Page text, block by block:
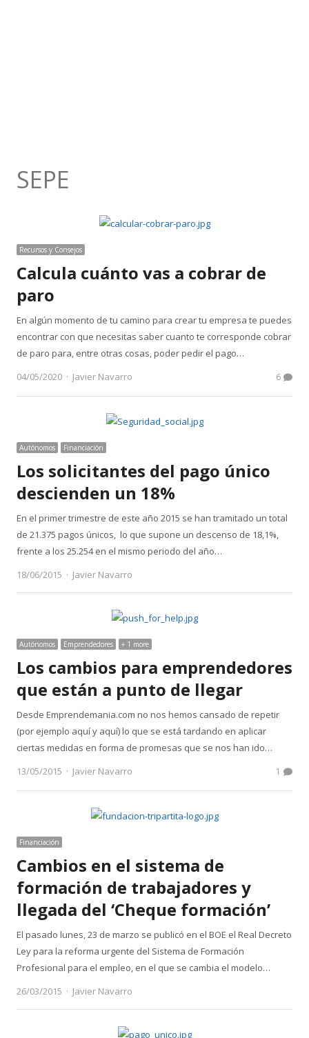
SEPE
Recursos y Consejos
Calcula cuánto vas a cobrar de
paro
En algún momento de tu camino para crear tu empresa te puedes
encontrar con que necesitas saber cuanto te corresponde cobrar
de paro para, entre otras cosas, poder pedir el pago…
04/05/2020
Author
Javier Navarro 6
Autónomos Financiación
Los solicitantes del pago único
descienden un 18%
En el primer trimestre de este año 2015 se han tramitado un total
de 21.375 pagos únicos, lo que supone un descenso de 18,1%,
frente a los 25.254 en el mismo periodo del año…
18/06/2015
Author
Javier Navarro
Autónomos Emprendedores + 1 more
Los cambios para emprendedores
que están a punto de llegar
Desde Emprendemania.com no nos hemos cansado de repetir
(por ejemplo aquí y aquí) lo que se está tardando en aplicar
ciertas medidas en forma de promesas que se nos han ido…
13/05/2015
Author
Javier Navarro 1
Financiación
Cambios en el sistema de
formación de trabajadores y
llegada del ‘Cheque formación’
El pasado lunes, 23 de marzo se publicó en el BOE el Real Decreto
Ley para la reforma urgente del Sistema de Formación
Profesional para el empleo, en el que se cambia el modelo…
26/03/2015
Author
Javier Navarro